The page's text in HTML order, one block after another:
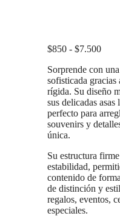
$850 - $7.500
$850
hasta
Sorprende con
sofisticada gracias
rígida. Su diseño
sus delicadas
perfecto para
souvenirs y
única.
Su estructura
estabilidad,
contenido de
de distinción y
regalos, eventos,
especiales.